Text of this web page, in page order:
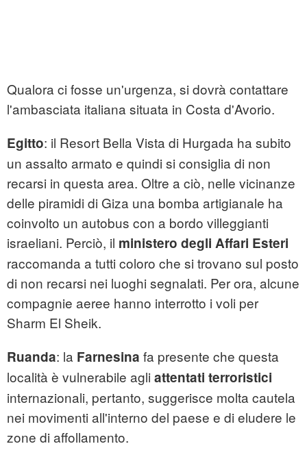
Qualora ci fosse un'urgenza, si dovrà contattare
l'ambasciata italiana situata in Costa d'Avorio.
Egitto: il Resort Bella Vista di Hurgada ha subito
un assalto armato e quindi si consiglia di non
recarsi in questa area. Oltre a ciò, nelle vicinanze
delle piramidi di Giza una bomba artigianale ha
coinvolto un autobus con a bordo villeggianti
israeliani. Perciò, il ministero degli Affari Esteri
raccomanda a tutti coloro che si trovano sul posto
di non recarsi nei luoghi segnalati. Per ora, alcune
compagnie aeree hanno interrotto i voli per
Sharm El Sheik.
Ruanda: la Farnesina fa presente che questa
località è vulnerabile agli attentati terroristici
internazionali, pertanto, suggerisce molta cautela
nei movimenti all'interno del paese e di eludere le
zone di affollamento.